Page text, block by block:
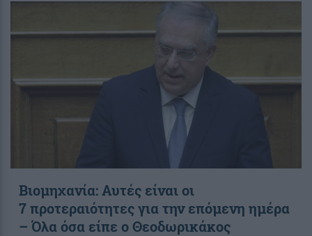
Βιομηχανία: Αυτές είναι οι
7 προτεραιότητες για την επόμενη ημέρα
– Όλα όσα είπε ο Θεοδωρικάκος